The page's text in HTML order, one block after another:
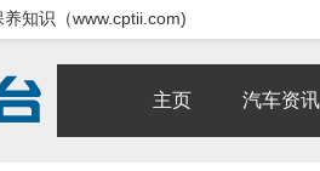
知识（www.cptii.com)
主页 汽车资讯